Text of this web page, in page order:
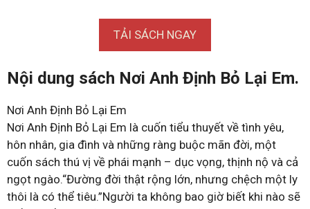
TẢI SÁCH NGAY
Nội dung sách Nơi Anh Định Bỏ Lại Em.
Nơi Anh Định Bỏ Lại Em
Nơi Anh Định Bỏ Lại Em là cuốn tiểu thuyết về tình yêu,
hôn nhân, gia đình và những ràng buộc mãn đời, một
cuốn sách thú vị về phái mạnh – dục vọng, thịnh nộ và cả
ngọt ngào.“Đường đời thật rộng lớn, nhưng chệch một ly
thôi là có thể tiêu.”Người ta không bao giờ biết khi nào sẽ